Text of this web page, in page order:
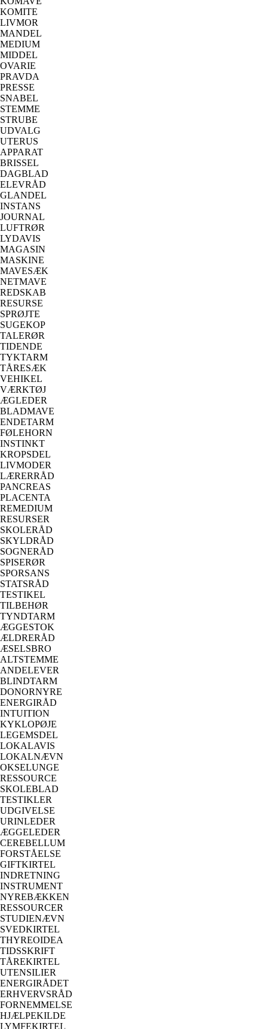
KOMITE
LIVMOR
MANDEL
MEDIUM
MIDDEL
OVARIE
PRAVDA
PRESSE
SNABEL
STEMME
STRUBE
UDVALG
UTERUS
APPARAT
BRISSEL
DAGBLAD
ELEVRÅD
GLANDEL
INSTANS
JOURNAL
LUFTRØR
LYDAVIS
MAGASIN
MASKINE
MAVESÆK
NETMAVE
REDSKAB
RESURSE
SPRØJTE
SUGEKOP
TALERØR
TIDENDE
TYKTARM
TÅRESÆK
VEHIKEL
VÆRKTØJ
ÆGLEDER
BLADMAVE
ENDETARM
FØLEHORN
INSTINKT
KROPSDEL
LIVMODER
LÆRERRÅD
PANCREAS
PLACENTA
REMEDIUM
RESURSER
SKOLERÅD
SKYLDRÅD
SOGNERÅD
SPISERØR
SPORSANS
STATSRÅD
TESTIKEL
TILBEHØR
TYNDTARM
ÆGGESTOK
ÆLDRERÅD
ÆSELSBRO
ALTSTEMME
ANDELEVER
BLINDTARM
DONORNYRE
ENERGIRÅD
INTUITION
KYKLOPØJE
LEGEMSDEL
LOKALAVIS
LOKALNÆVN
OKSELUNGE
RESSOURCE
SKOLEBLAD
TESTIKLER
UDGIVELSE
URINLEDER
ÆGGELEDER
CEREBELLUM
FORSTÅELSE
GIFTKIRTEL
INDRETNING
INSTRUMENT
NYREBÆKKEN
RESSOURCER
STUDIENÆVN
SVEDKIRTEL
THYREOIDEA
TIDSSKRIFT
TÅREKIRTEL
UTENSILIER
ENERGIRÅDET
ERHVERVSRÅD
FORNEMMELSE
HJÆLPEKILDE
LYMFEKIRTEL